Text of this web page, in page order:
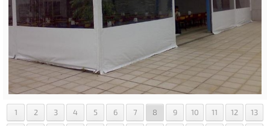
1 2 3 4 5 6 7 8 9 10 11 12 13